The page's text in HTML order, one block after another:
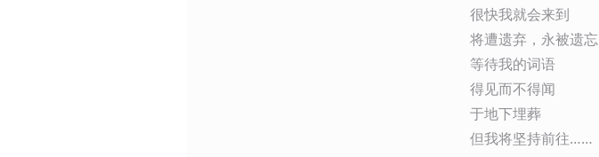
很快我就会来到
将遭遗弃，永被遗忘
等待我的词语
得见而不得闻
于地下埋葬
但我将坚持前往……